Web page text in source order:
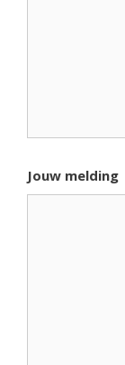
Jouw melding